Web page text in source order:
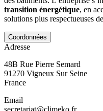
transition énergétique, en
solutions plus respectueuses
Coordonnées
Adresse
48B Rue Pierre Semard
91270 Vigneux Sur Seine
France
Email